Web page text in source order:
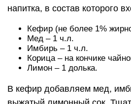
напитка, в состав которого
Кефир (не более 1%
Мед – 1 ч.л.
Имбирь – 1 ч.л.
Корица – на кончике
Лимон – 1 долька.
В кефир добавляем мед,